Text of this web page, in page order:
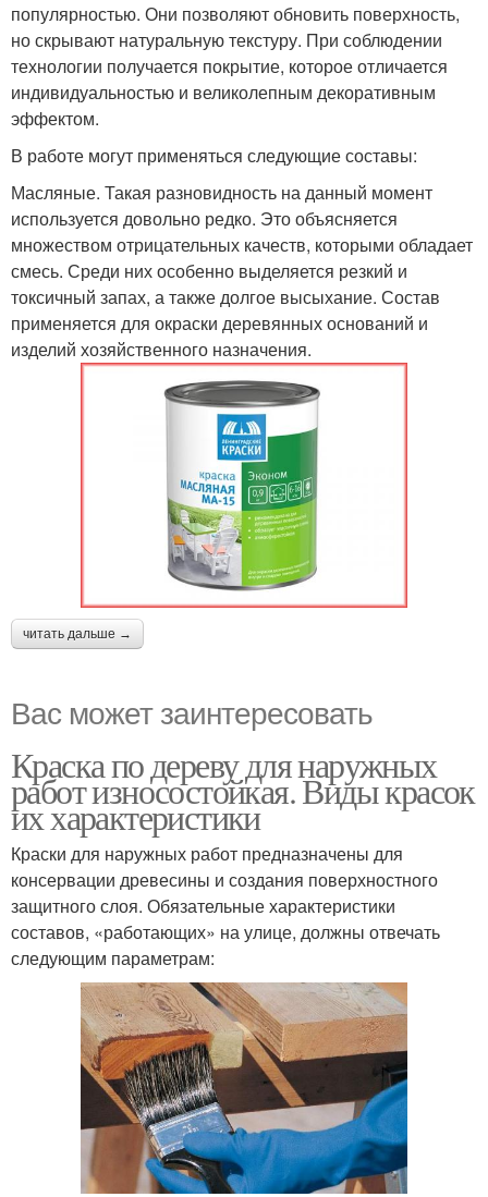
популярностью. Они позволяют обновить поверхность,
но скрывают натуральную текстуру. При соблюдении
технологии получается покрытие, которое отличается
индивидуальностью и великолепным декоративным
эффектом.
В работе могут применяться следующие составы:
Масляные. Такая разновидность на данный момент
используется довольно редко. Это объясняется
множеством отрицательных качеств, которыми обладает
смесь. Среди них особенно выделяется резкий и
токсичный запах, а также долгое высыхание. Состав
применяется для окраски деревянных оснований и
изделий хозяйственного назначения.
читать дальше →
Вас может заинтересовать
Краска по дереву для наружных
работ износостойкая. Виды красок
их характеристики
Краски для наружных работ предназначены для
консервации древесины и создания поверхностного
защитного слоя. Обязательные характеристики
составов, «работающих» на улице, должны отвечать
следующим параметрам: